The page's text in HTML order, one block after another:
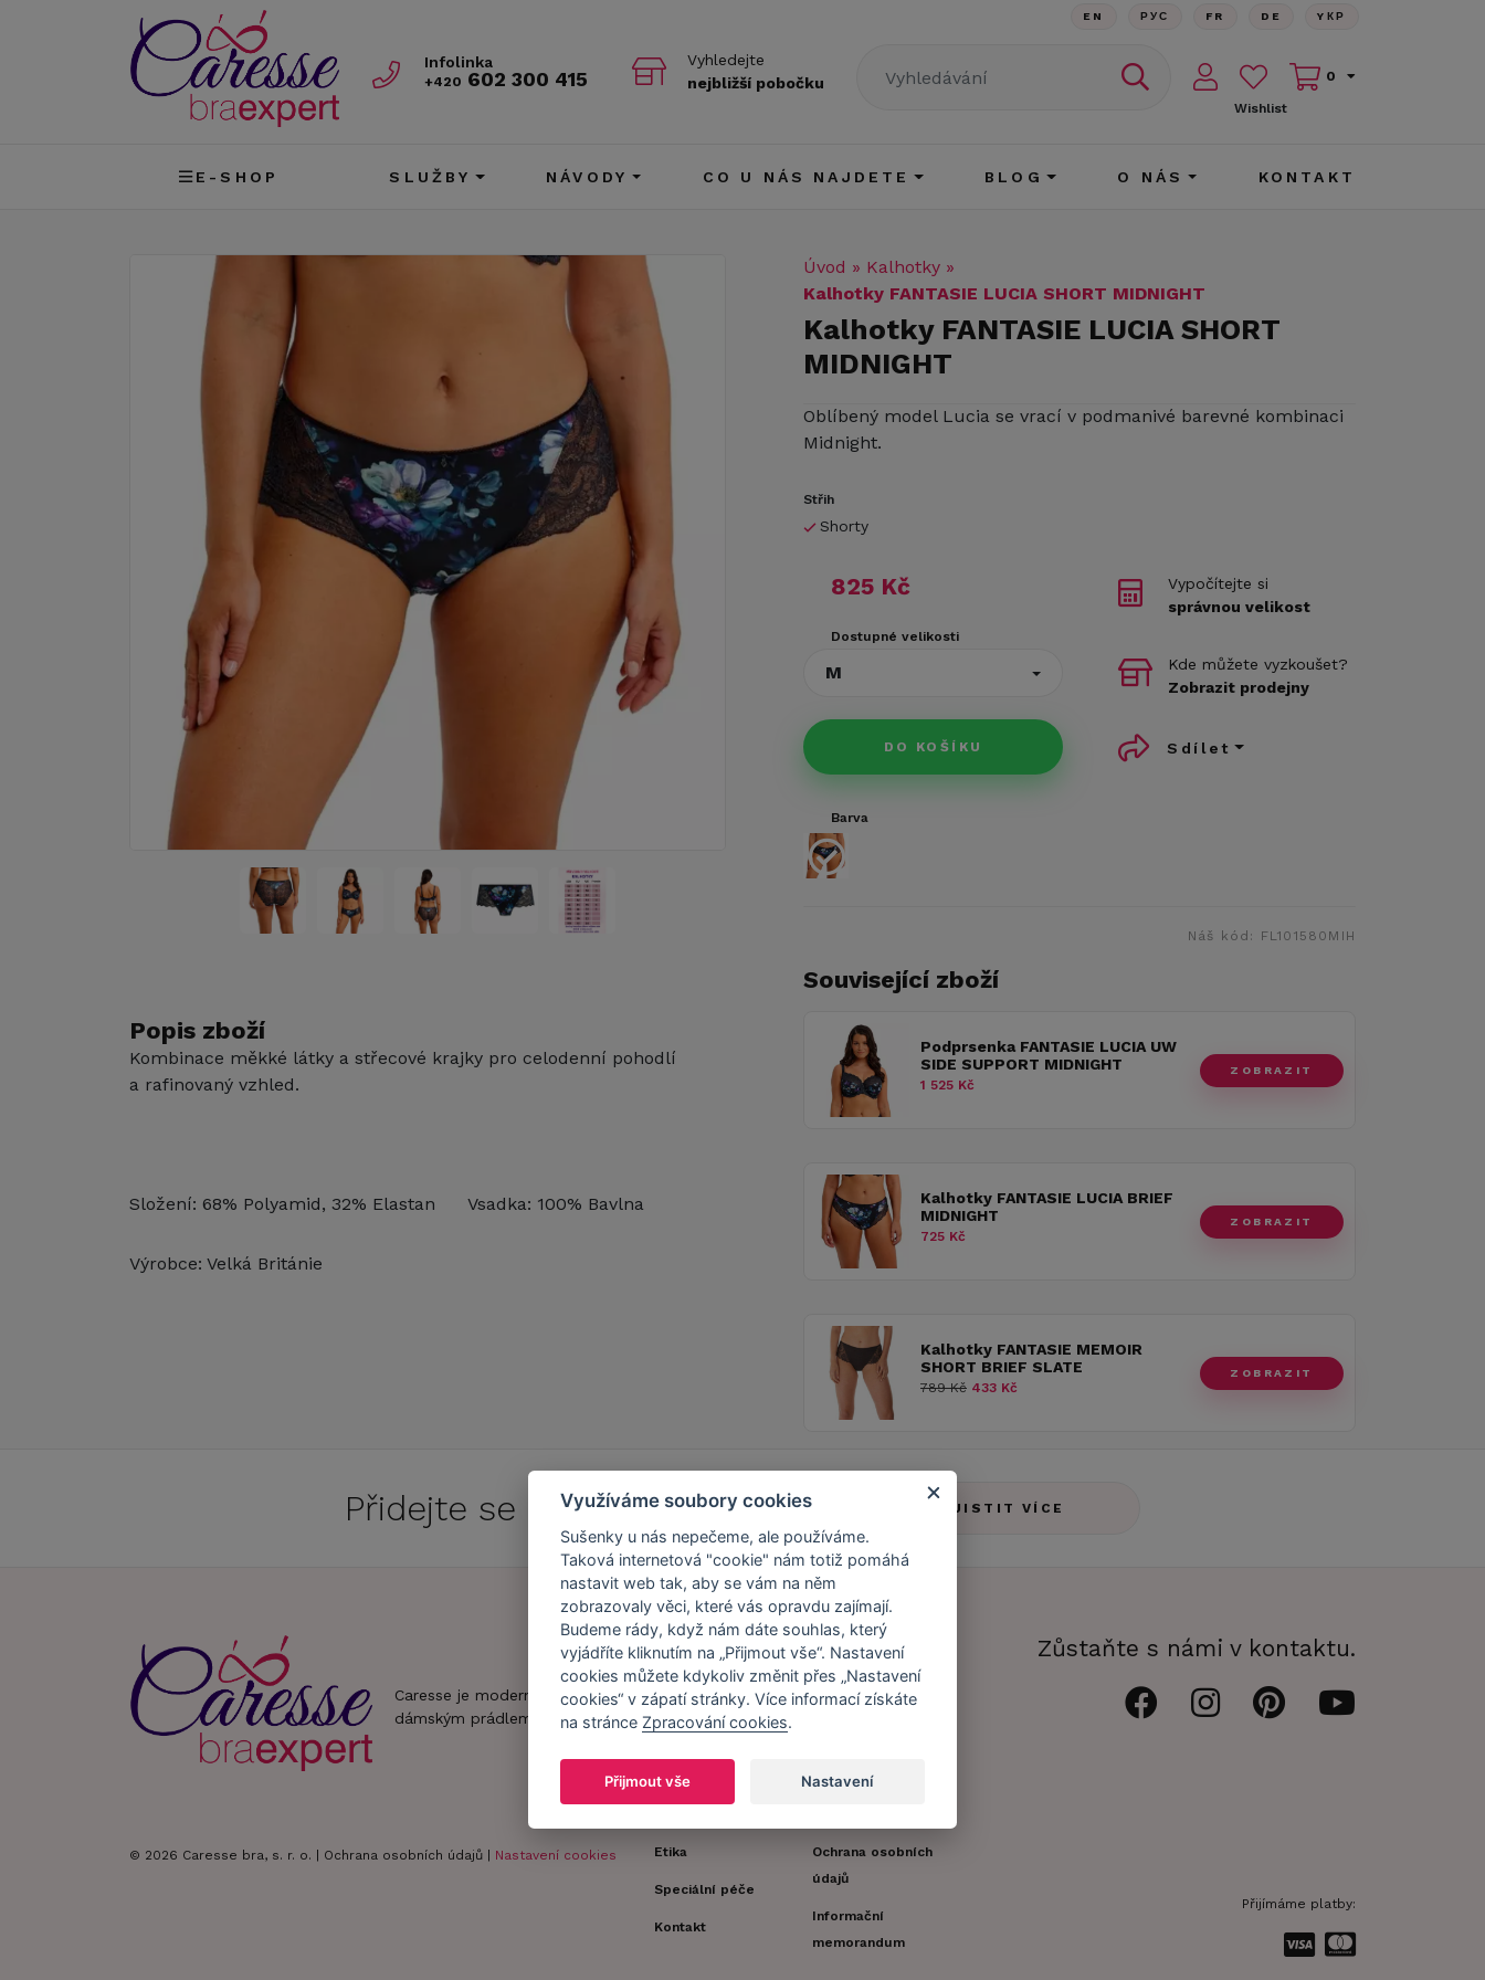
Infolinka
+420 602 300 415
Vyhledejte
nejbližší pobočku
EN РУС FR DE YКР
Wishlist
0
E-SHOP SLUŽBY NÁVODY CO U NÁS NAJDETE BLOG O NÁS KONTAKT
Popis zboží
Kombinace měkké látky a střecové krajky pro celodenní pohodlí
a rafinovaný vzhled.
Složení: 68% Polyamid, 32% Elastan Vsadka: 100% Bavlna
Výrobce: Velká Británie
Úvod » Kalhotky »
Kalhotky FANTASIE LUCIA SHORT MIDNIGHT
Kalhotky FANTASIE LUCIA SHORT
MIDNIGHT
Oblíbený model Lucia se vrací v podmanivé barevné kombinaci
Midnight.
Střih
Shorty
825 Kč
Dostupné velikosti
M
DO KOŠÍKU
Vypočítejte si
správnou velikost
Kde můžete vyzkoušet?
Zobrazit prodejny
Sdílet
Barva
Náš kód: FL101580MIH
Související zboží
Podprsenka FANTASIE LUCIA UW
SIDE SUPPORT MIDNIGHT
1 525 Kč
ZOBRAZIT
Kalhotky FANTASIE LUCIA BRIEF
MIDNIGHT
725 Kč
ZOBRAZIT
Kalhotky FANTASIE MEMOIR
SHORT BRIEF SLATE
789 Kč 433 Kč
ZOBRAZIT
Přidejte se doCaresse Clubu! ZJISTIT VÍCE
Caresse je moderní obchod s
dámským prádlem.
© 2026 Caresse bra, s. r. o. | Ochrana osobních údajů Nastavení cookies
Náš příběh
Náš tým
Caresse v
Naši partneři a
Etika
Speciální péče
Kontakt
Zákaznický účet
Registrace
Obchodní
Ochrana osobních
údajů
Informační
memorandum
Zůstaňte s námi v kontaktu.
Přijímáme platby:
Využíváme soubory cookies
Sušenky u nás nepečeme, ale používáme.
Taková internetová "cookie" nám totiž pomáhá
nastavit web tak, aby se vám na něm
zobrazovaly věci, které vás opravdu zajímají.
Budeme rády, když nám dáte souhlas, který
vyjádříte kliknutím na „Přijmout vše“. Nastavení
cookies můžete kdykoliv změnit přes „Nastavení
cookies“ v zápatí stránky. Více informací získáte
na stránce Zpracování cookies.
Přijmout vše Nastavení